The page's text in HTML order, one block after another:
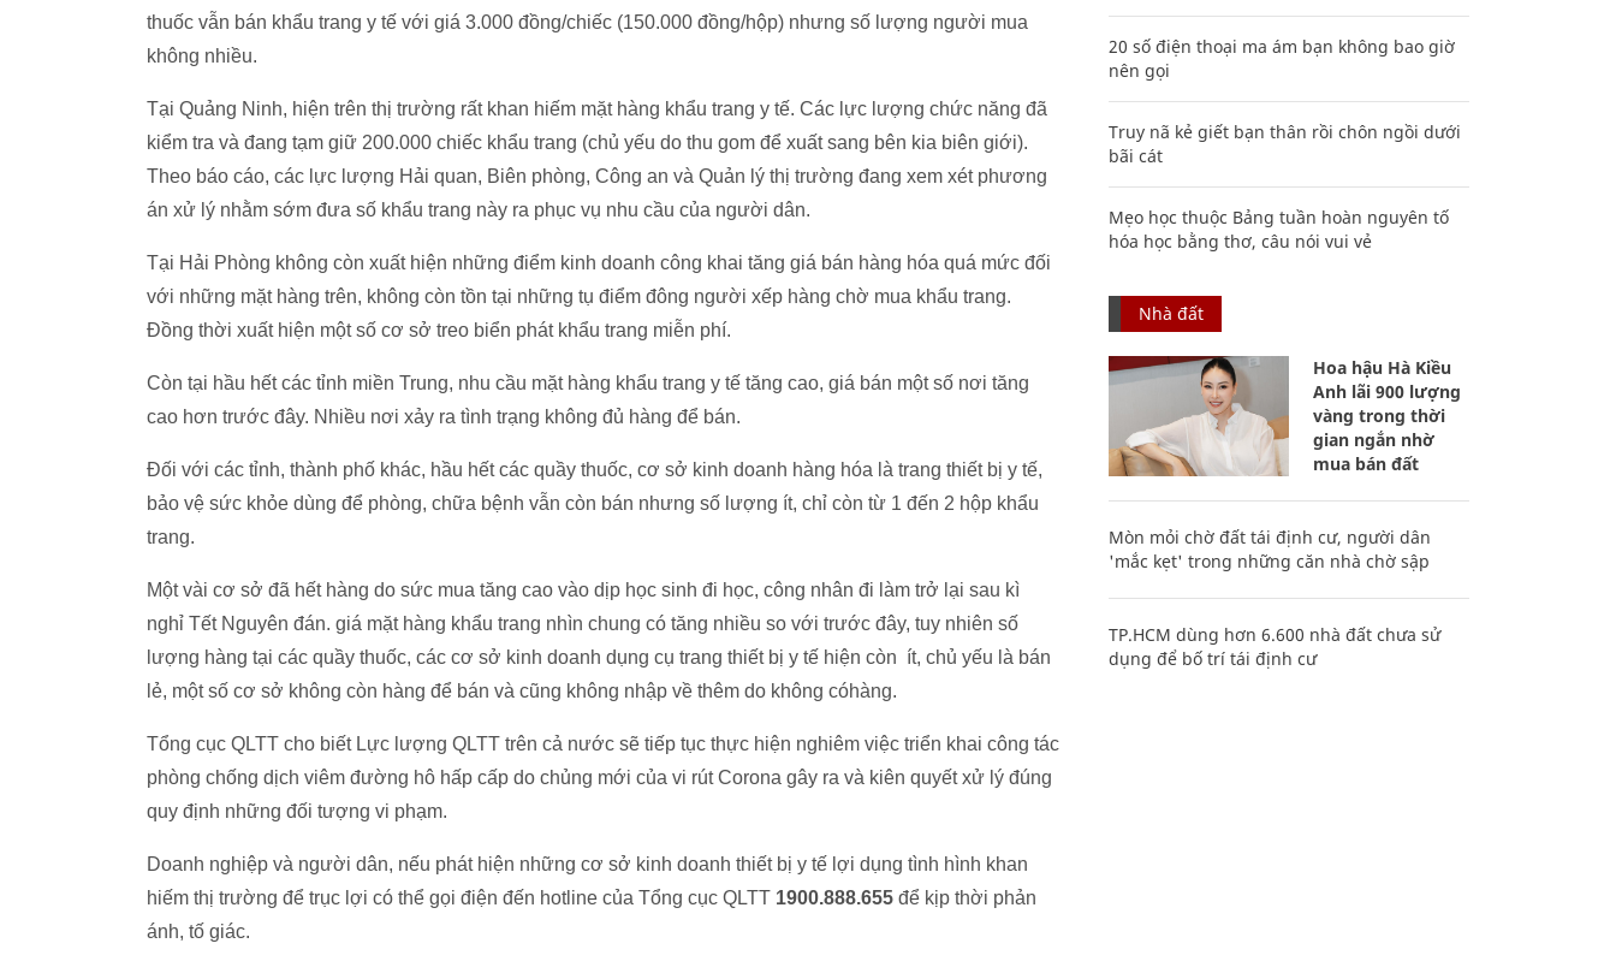
thuốc vẫn bán khẩu trang y tế với giá 3.000 đồng/chiếc (150.000 đồng/hộp) nhưng số lượng người mua
không nhiều.
Tại Quảng Ninh, hiện trên thị trường rất khan hiếm mặt hàng khẩu trang y tế. Các lực lượng chức năng đã
kiểm tra và đang tạm giữ 200.000 chiếc khẩu trang (chủ yếu do thu gom để xuất sang bên kia biên giới).
Theo báo cáo, các lực lượng Hải quan, Biên phòng, Công an và Quản lý thị trường đang xem xét phương
án xử lý nhằm sớm đưa số khẩu trang này ra phục vụ nhu cầu của người dân.
Tại Hải Phòng không còn xuất hiện những điểm kinh doanh công khai tăng giá bán hàng hóa quá mức đối
với những mặt hàng trên, không còn tồn tại những tụ điểm đông người xếp hàng chờ mua khẩu trang.
Đồng thời xuất hiện một số cơ sở treo biển phát khẩu trang miễn phí.
Còn tại hầu hết các tỉnh miền Trung, nhu cầu mặt hàng khẩu trang y tế tăng cao, giá bán một số nơi tăng
cao hơn trước đây. Nhiều nơi xảy ra tình trạng không đủ hàng để bán.
Đối với các tỉnh, thành phố khác, hầu hết các quầy thuốc, cơ sở kinh doanh hàng hóa là trang thiết bị y tế,
bảo vệ sức khỏe dùng để phòng, chữa bệnh vẫn còn bán nhưng số lượng ít, chỉ còn từ 1 đến 2 hộp khẩu
trang.
Một vài cơ sở đã hết hàng do sức mua tăng cao vào dịp học sinh đi học, công nhân đi làm trở lại sau kì
nghỉ Tết Nguyên đán. giá mặt hàng khẩu trang nhìn chung có tăng nhiều so với trước đây, tuy nhiên số
lượng hàng tại các quầy thuốc, các cơ sở kinh doanh dụng cụ trang thiết bị y tế hiện còn ít, chủ yếu là bán
lẻ, một số cơ sở không còn hàng để bán và cũng không nhập về thêm do không cóhàng.
Tổng cục QLTT cho biết Lực lượng QLTT trên cả nước sẽ tiếp tục thực hiện nghiêm việc triển khai công tác
phòng chống dịch viêm đường hô hấp cấp do chủng mới của vi rút Corona gây ra và kiên quyết xử lý đúng
quy định những đối tượng vi phạm.
Doanh nghiệp và người dân, nếu phát hiện những cơ sở kinh doanh thiết bị y tế lợi dụng tình hình khan
hiếm thị trường để trục lợi có thể gọi điện đến hotline của Tổng cục QLTT 1900.888.655 để kịp thời phản
ánh, tố giác.
20 số điện thoại ma ám bạn không bao giờ
nên gọi
Truy nã kẻ giết bạn thân rồi chôn ngồi dưới
bãi cát
Mẹo học thuộc Bảng tuần hoàn nguyên tố
hóa học bằng thơ, câu nói vui vẻ
Nhà đất
Hoa hậu Hà Kiều
Anh lãi 900 lượng
vàng trong thời
gian ngắn nhờ
mua bán đất
Mòn mỏi chờ đất tái định cư, người dân
'mắc kẹt' trong những căn nhà chờ sập
TP.HCM dùng hơn 6.600 nhà đất chưa sử
dụng để bố trí tái định cư